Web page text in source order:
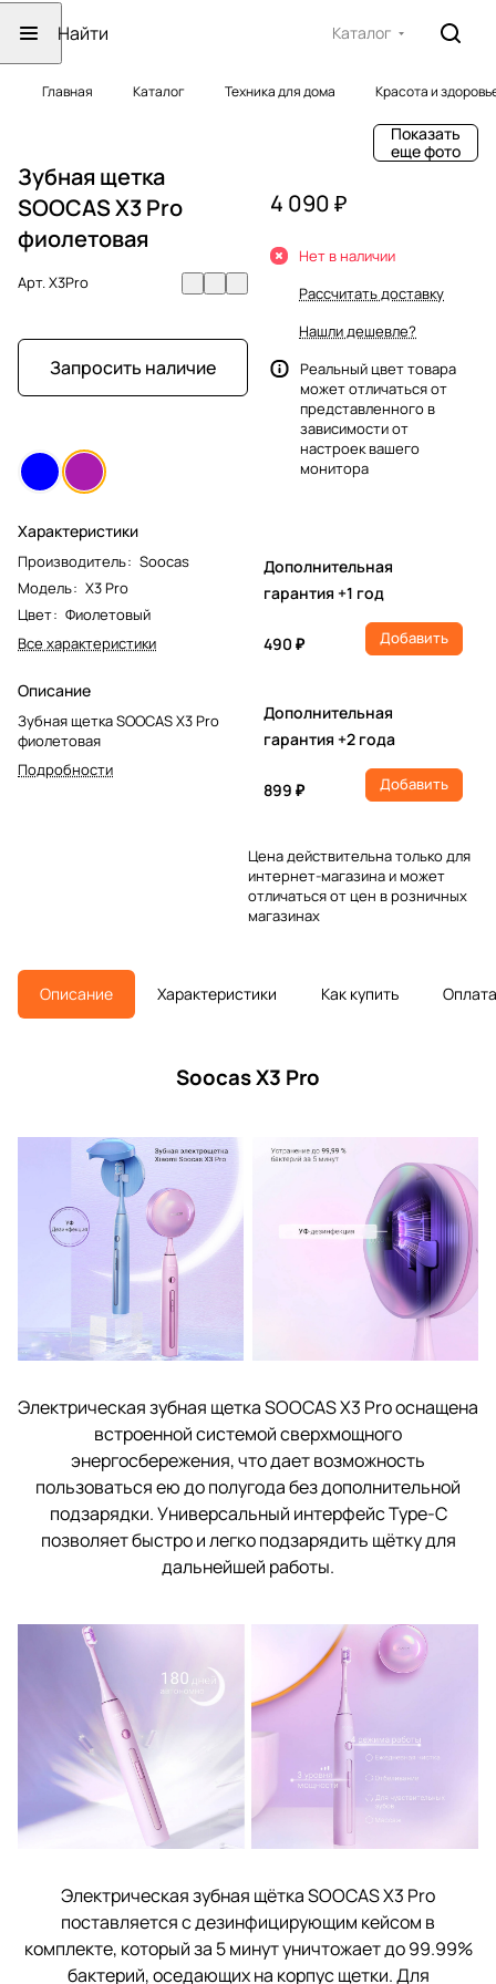
Каталог
Главная Каталог Техника для дома Красота и
Показать
еще фото
Зубная щетка
SOOCAS X3 Pro
фиолетовая
Арт.X3Pro
Запросить наличие
Характеристики
Производитель: Soocas
Модель: X3 Pro
Цвет: Фиолетовый
Все характеристики
Описание
Зубная щетка SOOCAS X3 Pro
фиолетовая
Подробности
4 090 ₽
Нет в наличии
Рассчитать доставку
Нашли дешевле?
Реальный цвет товара
может отличаться от
представленного в
зависимости от
настроек вашего
монитора
Дополнительная
гарантия +1 год
490 ₽ Добавить
Дополнительная
гарантия +2 года
899 ₽ Добавить
Цена действительна только для
интернет-магазина и может
отличаться от цен в розничных
магазинах
Описание Характеристики Как купить Оплата
Soocas X3 Pro
Электрическая зубная щетка SOOCAS X3 Pro оснащена
встроенной системой сверхмощного
энергосбережения, что дает возможность
пользоваться ею до полугода без дополнительной
подзарядки. Универсальный интерфейс Type-C
позволяет быстро и легко подзарядить щётку для
дальнейшей работы.
Электрическая зубная щётка SOOCAS X3 Pro
поставляется с дезинфицирующим кейсом в
комплекте, который за 5 минут уничтожает до 99.99%
бактерий, оседающих на корпус щетки. Для